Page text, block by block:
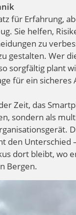
für Erfahrung,
Sie helfen,
zu
gestalten. Wer
sorgfältig plant
für ein sicheres
Zeit, das
sondern als
den Unterschied
dort bleibt, wo
Bergen.